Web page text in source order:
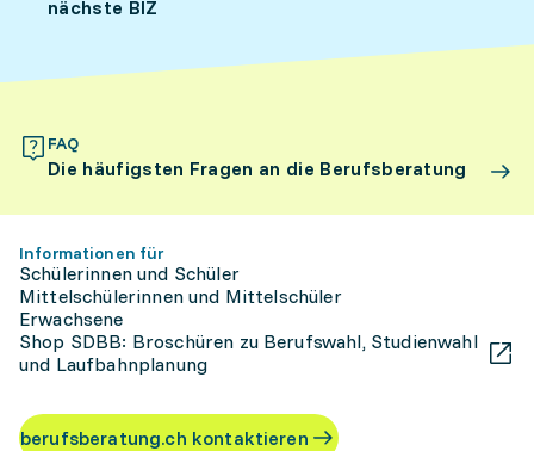
nächste BIZ
FAQ
Die häufigsten Fragen an die Berufsberatung
Informationen für
Schülerinnen und Schüler
Mittelschülerinnen und Mittelschüler
Erwachsene
Shop SDBB: Broschüren zu Berufswahl, Studienwahl
und Laufbahnplanung
berufsberatung.ch kontaktieren